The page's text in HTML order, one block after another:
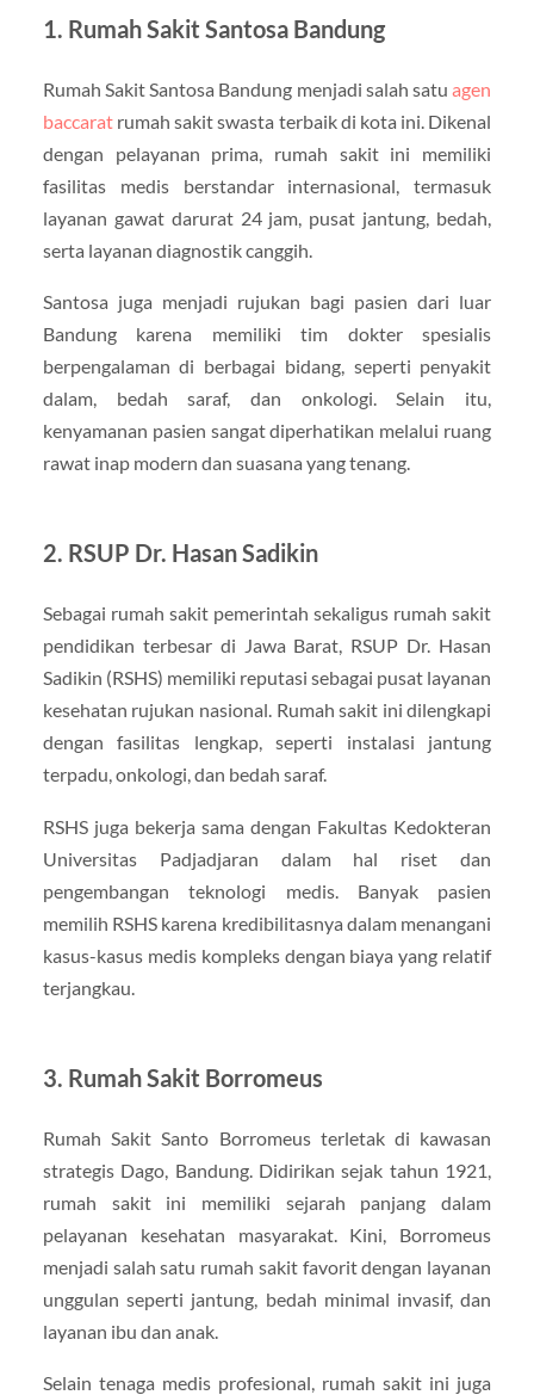
1. Rumah Sakit Santosa Bandung
Rumah Sakit Santosa Bandung menjadi salah satuagen
baccaratrumah sakit swasta terbaik di kota ini. Dikenal
dengan pelayanan prima, rumah sakit ini memiliki
fasilitas medis berstandar internasional, termasuk
layanan gawat darurat 24 jam, pusat jantung, bedah,
serta layanan diagnostik canggih.
Santosa juga menjadi rujukan bagi pasien dari luar
Bandung karena memiliki tim dokter spesialis
berpengalaman di berbagai bidang, seperti penyakit
dalam, bedah saraf, dan onkologi. Selain itu,
kenyamanan pasien sangat diperhatikan melalui ruang
rawat inap modern dan suasana yang tenang.
2. RSUP Dr. Hasan Sadikin
Sebagai rumah sakit pemerintah sekaligus rumah sakit
pendidikan terbesar di Jawa Barat, RSUP Dr. Hasan
Sadikin (RSHS) memiliki reputasi sebagai pusat layanan
kesehatan rujukan nasional. Rumah sakit ini dilengkapi
dengan fasilitas lengkap, seperti instalasi jantung
terpadu, onkologi, dan bedah saraf.
RSHS juga bekerja sama dengan Fakultas Kedokteran
Universitas Padjadjaran dalam hal riset dan
pengembangan teknologi medis. Banyak pasien
memilih RSHS karena kredibilitasnya dalam menangani
kasus-kasus medis kompleks dengan biaya yang relatif
terjangkau.
3. Rumah Sakit Borromeus
Rumah Sakit Santo Borromeus terletak di kawasan
strategis Dago, Bandung. Didirikan sejak tahun 1921,
rumah sakit ini memiliki sejarah panjang dalam
pelayanan kesehatan masyarakat. Kini, Borromeus
menjadi salah satu rumah sakit favorit dengan layanan
unggulan seperti jantung, bedah minimal invasif, dan
layanan ibu dan anak.
Selain tenaga medis profesional, rumah sakit ini juga